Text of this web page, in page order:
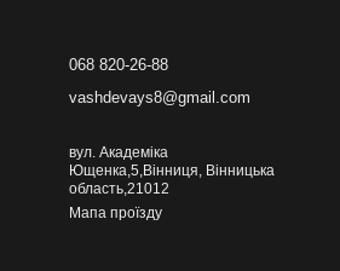
068 820-26-88
vashdevays8@gmail.com
вул. Академіка
Ющенка,5,Вінниця, Вінницька
область,21012
Мапа проїзду